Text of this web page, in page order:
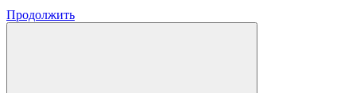
Продолжить